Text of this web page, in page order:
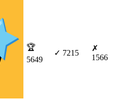
🏆
5649
✓ 7215
✗
1566